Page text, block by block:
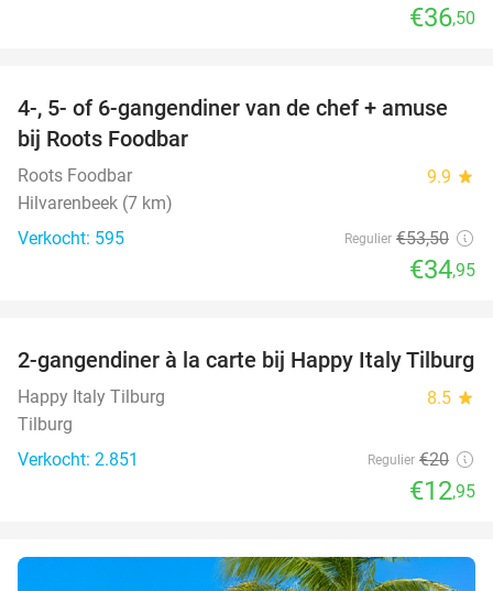
€36,50
35%
4-, 5- of 6-gangendiner van de chef + amuse
bij Roots Foodbar
Roots Foodbar 9.9 star
Hilvarenbeek (7 km)
Verkocht: 595
Regulier €53,50
€34,95
35%
2-gangendiner à la carte bij Happy Italy Tilburg
Happy Italy Tilburg 8.5 star
Tilburg
Verkocht: 2.851
Regulier €20
€12,95